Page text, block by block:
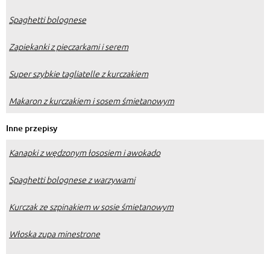
Spaghetti bolognese
Zapiekanki z pieczarkami i serem
Super szybkie tagliatelle z kurczakiem
Makaron z kurczakiem i sosem śmietanowym
Inne przepisy
Kanapki z wędzonym łososiem i awokado
Spaghetti bolognese z warzywami
Kurczak ze szpinakiem w sosie śmietanowym
Włoska zupa minestrone